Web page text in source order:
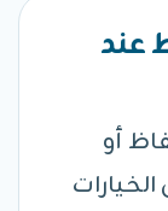
عند
أو